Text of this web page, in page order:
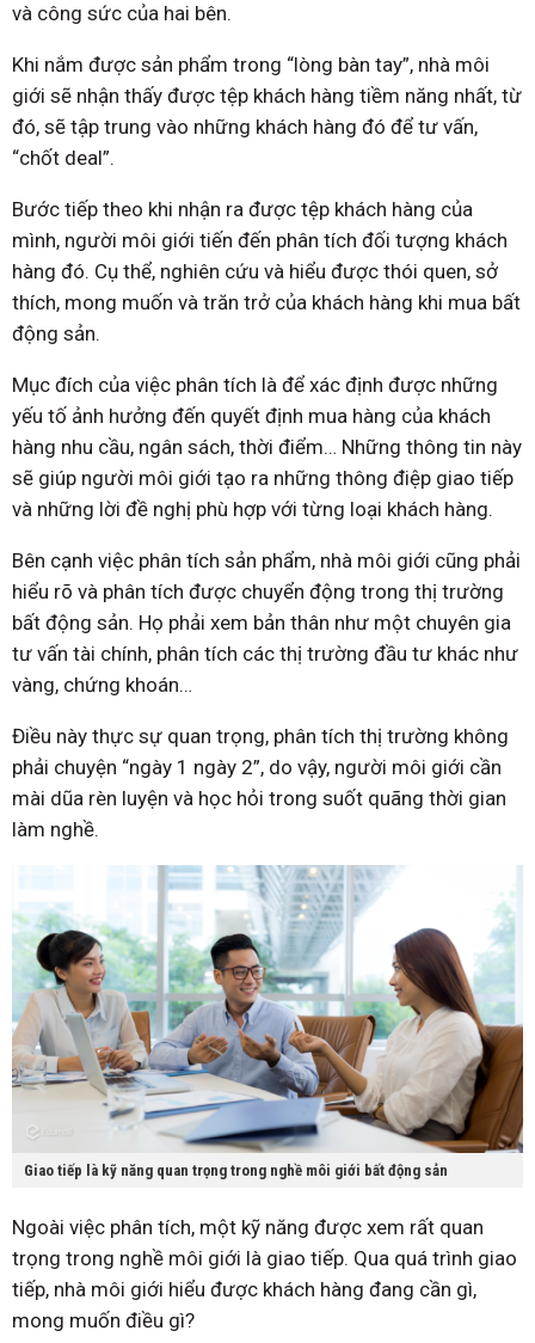
và công sức của hai bên.
Khi nắm được sản phẩm trong “lòng bàn tay”, nhà môi
giới sẽ nhận thấy được tệp khách hàng tiềm năng nhất, từ
đó, sẽ tập trung vào những khách hàng đó để tư vấn,
“chốt deal”.
Bước tiếp theo khi nhận ra được tệp khách hàng của
mình, người môi giới tiến đến phân tích đối tượng khách
hàng đó. Cụ thể, nghiên cứu và hiểu được thói quen, sở
thích, mong muốn và trăn trở của khách hàng khi mua bất
động sản.
Mục đích của việc phân tích là để xác định được những
yếu tố ảnh hưởng đến quyết định mua hàng của khách
hàng nhu cầu, ngân sách, thời điểm… Những thông tin này
sẽ giúp người môi giới tạo ra những thông điệp giao tiếp
và những lời đề nghị phù hợp với từng loại khách hàng.
Bên cạnh việc phân tích sản phẩm, nhà môi giới cũng phải
hiểu rõ và phân tích được chuyển động trong thị trường
bất động sản. Họ phải xem bản thân như một chuyên gia
tư vấn tài chính, phân tích các thị trường đầu tư khác như
vàng, chứng khoán…
Điều này thực sự quan trọng, phân tích thị trường không
phải chuyện “ngày 1 ngày 2”, do vậy, người môi giới cần
mài dũa rèn luyện và học hỏi trong suốt quãng thời gian
làm nghề.
Giao tiếp là kỹ năng quan trọng trong nghề môi giới bất động sản
Ngoài việc phân tích, một kỹ năng được xem rất quan
trọng trong nghề môi giới là giao tiếp. Qua quá trình giao
tiếp, nhà môi giới hiểu được khách hàng đang cần gì,
mong muốn điều gì?